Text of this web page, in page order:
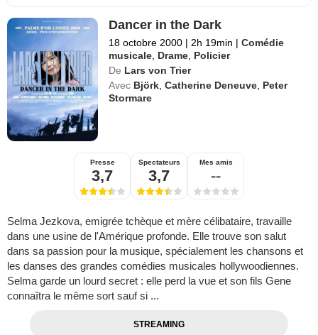
Dancer in the Dark
18 octobre 2000 | 2h 19min | Comédie
musicale, Drame, Policier
De Lars von Trier
Avec Björk,Catherine Deneuve, Peter
Stormare
Presse
3,7
Spectateurs
3,7
Mes amis
--
Selma Jezkova, emigrée tchèque et mère célibataire, travaille
dans une usine de l'Amérique profonde. Elle trouve son salut
dans sa passion pour la musique, spécialement les chansons et
les danses des grandes comédies musicales hollywoodiennes.
Selma garde un lourd secret : elle perd la vue et son fils Gene
connaîtra le même sort sauf si ...
STREAMING